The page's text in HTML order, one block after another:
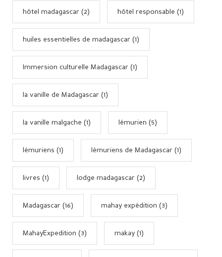
hôtel madagascar (2) hôtel responsable (1)
huiles essentielles de madagascar (1)
Immersion culturelle Madagascar (1)
la vanille de Madagascar (1)
la vanille malgache (1) lémurien (5)
lémuriens (1) lémuriens de Madagascar (1)
livres (1) lodge madagascar (2)
Madagascar (16) mahay expédition (3)
MahayExpedition (3) makay (1)